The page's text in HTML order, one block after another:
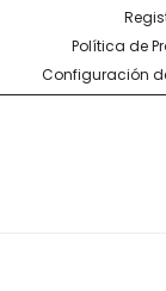
Política de
Configuración